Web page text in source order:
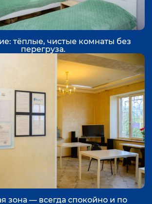
тёплые, чистые комнаты без
перегруза.
зона — всегда спокойно и по